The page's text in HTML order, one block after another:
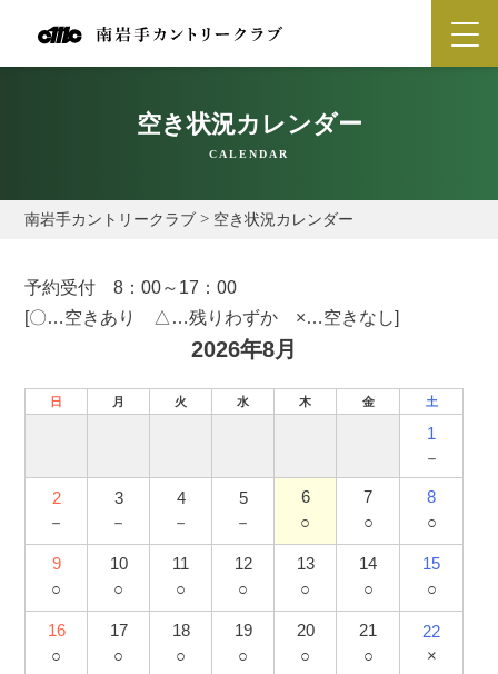
空き状況カレンダー
CALENDAR
南岩手カントリークラブ > 空き状況カレンダー
予約受付 8：00～17：00
[〇…空きあり △…残りわずか ×…空きなし]
2026年8月
日 月 火 水 木 金 土
1
－
2
－
3
－
4
－
5
－
6
○
7
○
8
○
9
○
10
○
11
○
12
○
13
○
14
○
15
○
16
○
17
○
18
○
19
○
20
○
21
○
22
×